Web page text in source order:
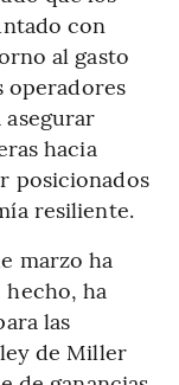
con
al gasto
operadores
hacia
posicionados
resiliente.
marzo ha
ha
las
de Miller